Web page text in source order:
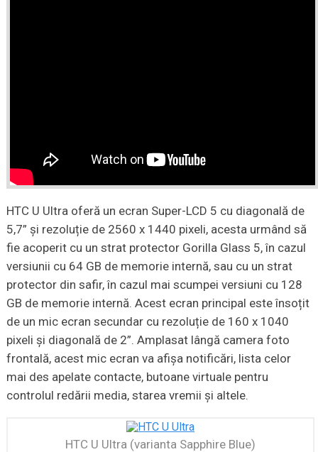
HTC U Ultra oferă un ecran Super-LCD 5 cu diagonală de
5,7” și rezoluție de 2560 x 1440 pixeli, acesta urmând să
fie acoperit cu un strat protector Gorilla Glass 5, în cazul
versiunii cu 64 GB de memorie internă, sau cu un strat
protector din safir, în cazul mai scumpei versiuni cu 128
GB de memorie internă. Acest ecran principal este însoțit
de un mic ecran secundar cu rezoluție de 160 x 1040
pixeli și diagonală de 2”. Amplasat lângă camera foto
frontală, acest mic ecran va afișa notificări, lista celor
mai des apelate contacte, butoane virtuale pentru
controlul redării media, starea vremii și altele.
HTC U Ultra (varianta Sapphire Blue)